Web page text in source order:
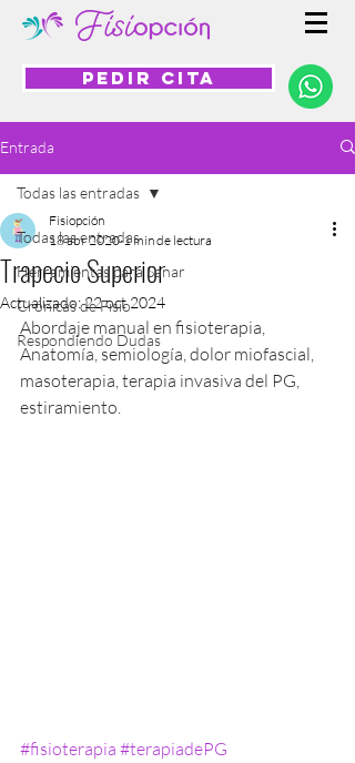
PEDIR CITA
Entrada
Todas las entradas
Herramientas para Sanar
Crónicas de Fisio
Respondiendo Dudas
Todas las entradas
Trapecio Superior
Fisiopción
18 abr 2020 1 min de lectura
Actualizado:22 oct 2024
Abordaje manual en fisioterapia,
Anatomía, semiología, dolor miofascial,
masoterapia, terapia invasiva del PG,
estiramiento.
#fisioterapia #terapiadePG